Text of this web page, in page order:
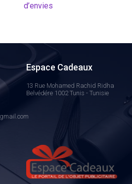
d’envies
Espace Cadeaux
13 Rue Mohamed Rachid Ridha
Belvédére 1002 Tunis - Tunisie